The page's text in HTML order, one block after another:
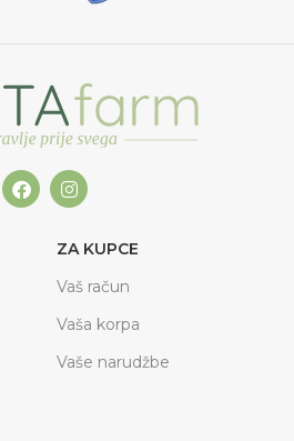
ZA KUPCE
Vaš račun
Vaša korpa
Vaše narudžbe